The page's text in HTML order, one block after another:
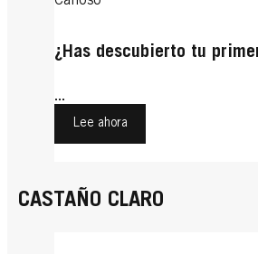
¿Has descubierto tu
...
Lee ahora
CASTAÑO CLARO